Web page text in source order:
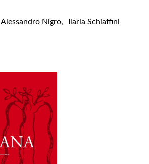
Alessandro Nigro, Ilaria Schiaffini